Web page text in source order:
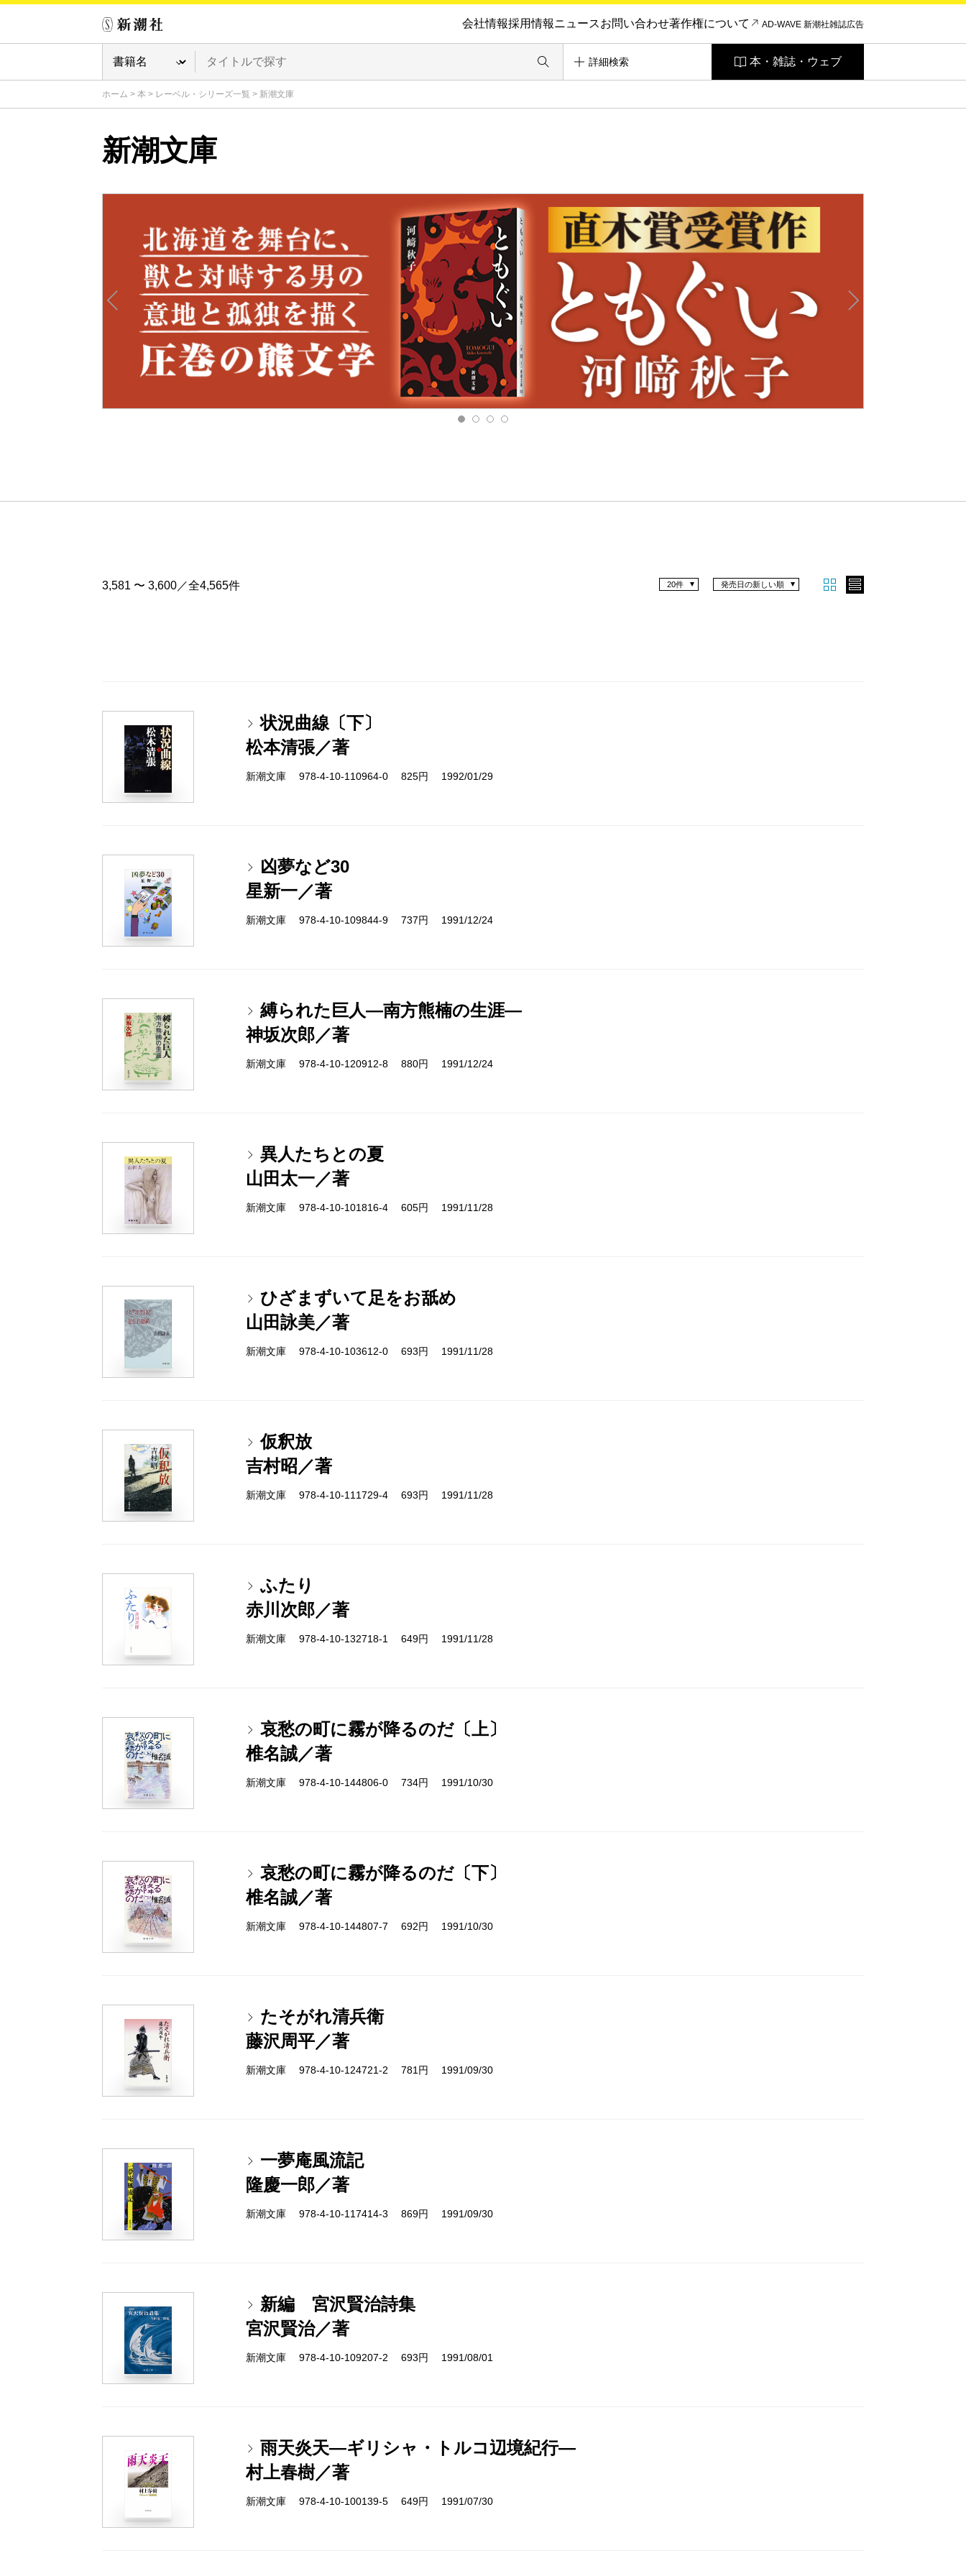
会社情報採用情報ニュースお問い合わせ著作権について AD-WAVE 新潮社雑誌広告
詳細検索 本・雑誌・ウェブ
ホーム > 本 > レーベル・シリーズ一覧 > 新潮文庫
新潮文庫
3,581 〜 3,600／全4,565件 発売日の新しい順
20件
状況曲線〔下〕
松本清張／著
新潮文庫 978-4-10-110964-0 825円 1992/01/29
凶夢など30
星新一／著
新潮文庫 978-4-10-109844-9 737円 1991/12/24
縛られた巨人―南方熊楠の生涯―
神坂次郎／著
新潮文庫 978-4-10-120912-8 880円 1991/12/24
異人たちとの夏
山田太一／著
新潮文庫 978-4-10-101816-4 605円 1991/11/28
ひざまずいて足をお舐め
山田詠美／著
新潮文庫 978-4-10-103612-0 693円 1991/11/28
仮釈放
吉村昭／著
新潮文庫 978-4-10-111729-4 693円 1991/11/28
ふたり
赤川次郎／著
新潮文庫 978-4-10-132718-1 649円 1991/11/28
哀愁の町に霧が降るのだ〔上〕
椎名誠／著
新潮文庫 978-4-10-144806-0 734円 1991/10/30
哀愁の町に霧が降るのだ〔下〕
椎名誠／著
新潮文庫 978-4-10-144807-7 692円 1991/10/30
たそがれ清兵衛
藤沢周平／著
新潮文庫 978-4-10-124721-2 781円 1991/09/30
一夢庵風流記
隆慶一郎／著
新潮文庫 978-4-10-117414-3 869円 1991/09/30
新編 宮沢賢治詩集
宮沢賢治／著
新潮文庫 978-4-10-109207-2 693円 1991/08/01
雨天炎天―ギリシャ・トルコ辺境紀行―
村上春樹／著
新潮文庫 978-4-10-100139-5 649円 1991/07/30